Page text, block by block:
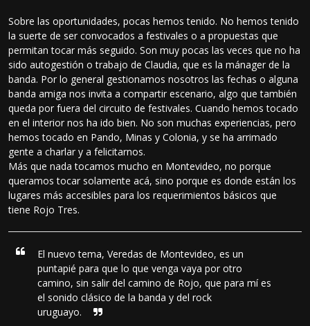
Sobre las oportunidades, pocas hemos tenido. No hemos tenido
la suerte de ser convocados a festivales o a propuestas que
permitan tocar más seguido. Son muy pocas las veces que no ha
sido autogestión o trabajo de Claudia, que es la mánager de la
banda. Por lo general gestionamos nosotros las fechas o alguna
banda amiga nos invita a compartir escenario, algo que también
queda por fuera del circuito de festivales. Cuando hemos tocado
en el interior nos ha ido bien. No son muchas experiencias, pero
hemos tocado en Pando, Minas y Colonia, y se ha arrimado
gente a charlar y a felicitarnos.
Más que nada tocamos mucho en Montevideo, no porque
queramos tocar solamente acá, sino porque es donde están los
lugares más accesibles para los requerimientos básicos que
tiene Rojo Tres.
El nuevo tema, Veredas de Montevideo, es un
puntapié para que lo que venga vaya por otro
camino, sin salir del camino de Rojo, que para mí es
el sonido clásico de la banda y del rock
uruguayo.